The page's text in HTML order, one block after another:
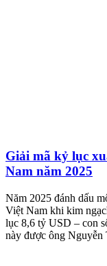
Giải mã kỷ lục
Nam năm 2025
Năm 2025 đánh dấu
Việt Nam khi kim
lục 8,6 tỷ USD – con
này được ông Nguyễn